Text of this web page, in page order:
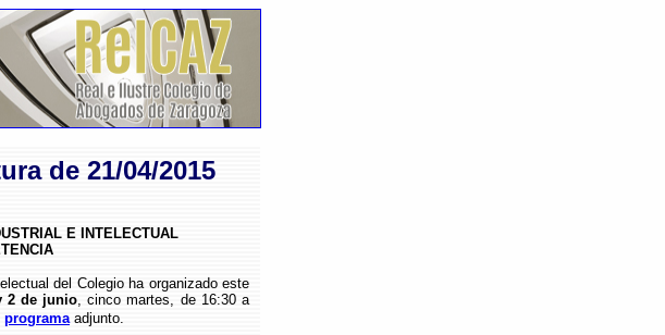
de 21/04/2015
E INTELECTUAL
del Colegio ha organizado este
2 de junio, cinco martes, de 16:30 a
programaadjunto.